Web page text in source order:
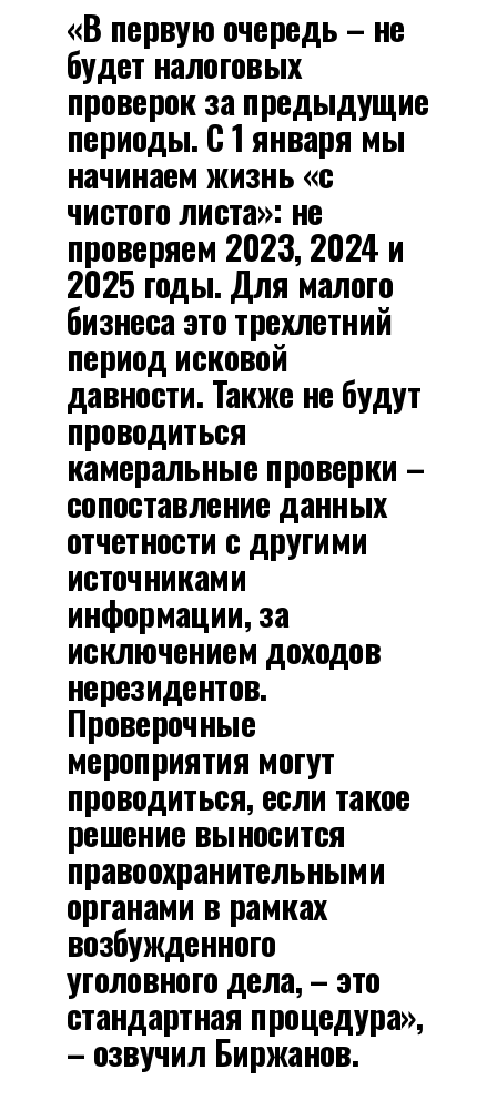
«В первую очередь – не
будет налоговых
проверок за предыдущие
периоды. С 1 января мы
начинаем жизнь «с
чистого листа»: не
проверяем 2023, 2024 и
2025 годы. Для малого
бизнеса это трехлетний
период исковой
давности. Также не будут
проводиться
камеральные проверки –
сопоставление данных
отчетности с другими
источниками
информации, за
исключением доходов
нерезидентов.
Проверочные
мероприятия могут
проводиться, если такое
решение выносится
правоохранительными
органами в рамках
возбужденного
уголовного дела, – это
стандартная процедура»,
– озвучил Биржанов.